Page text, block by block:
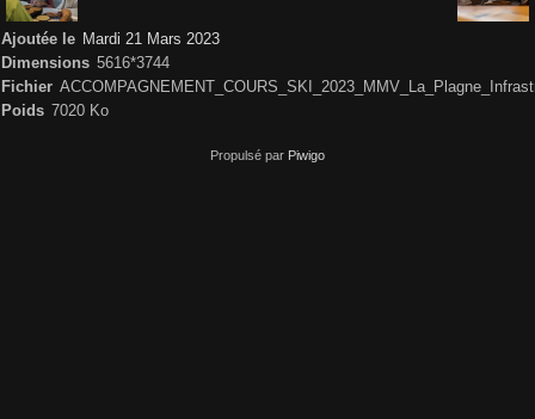
Ajoutée le Mardi 21 Mars 2023
Dimensions 5616*3744
Fichier
Poids 7020 Ko
Propulsé par Piwigo